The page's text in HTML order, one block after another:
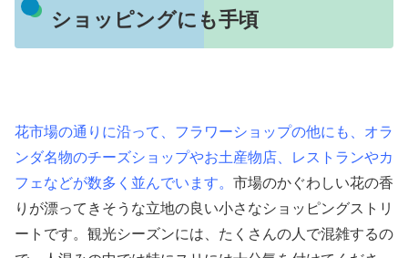
ショッピングにも手頃
花市場の通りに沿って、フラワーショップの他にも、オラ
ンダ名物のチーズショップやお土産物店、レストランやカ
フェなどが数多く並んでいます。 市場のかぐわしい花の香
りが漂ってきそうな立地の良い小さなショッピングストリ
ートです。観光シーズンには、たくさんの人で混雑するの